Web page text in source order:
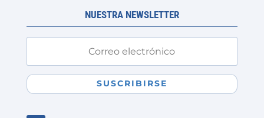
producto
NUESTRA NEWSLETTER
SUSCRIBIRSE